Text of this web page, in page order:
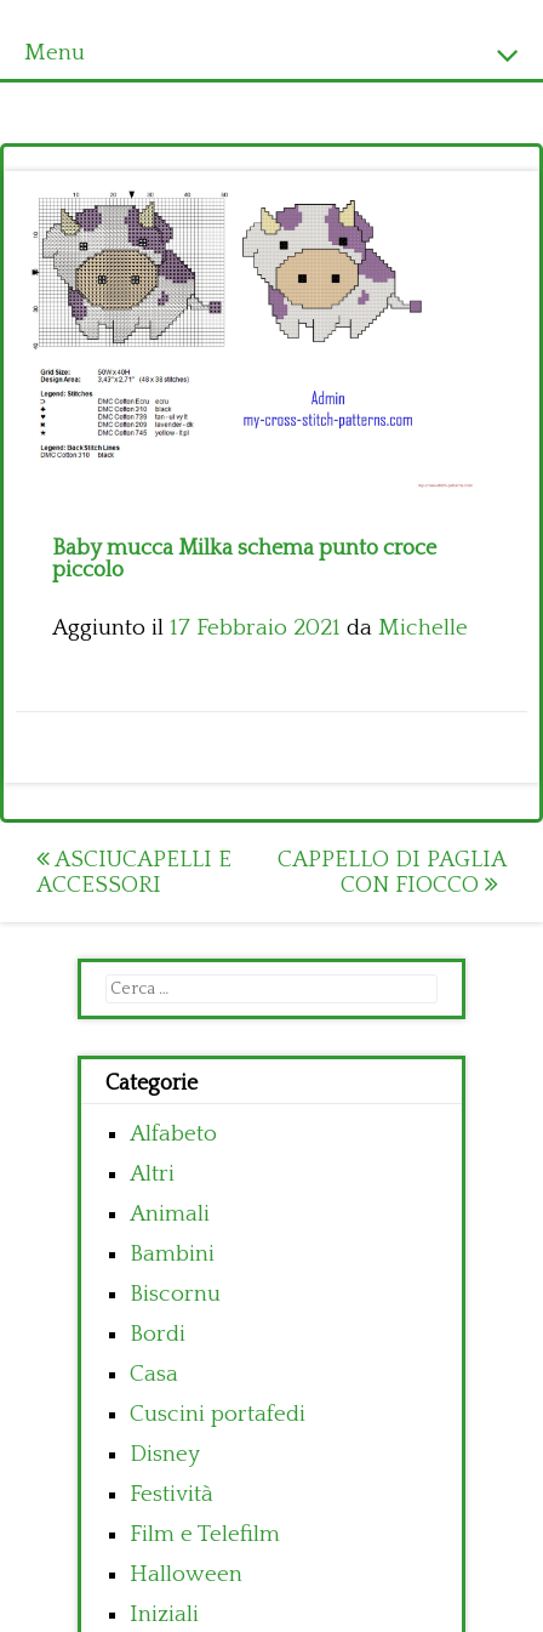
Menu
Ultimi schemi
Alfabeto
Bambini
Disney
Baby mucca Milka schema punto croce
piccolo
Aggiunto il 17 Febbraio 2021 da Michelle
Post
navigation
ASCIUCAPELLI E
ACCESSORI
CAPPELLO DI PAGLIA
CON FIOCCO
Ricerca
per:
Categorie
Alfabeto
Altri
Animali
Bambini
Biscornu
Bordi
Casa
Cuscini portafedi
Disney
Festività
Film e Telefilm
Halloween
Iniziali